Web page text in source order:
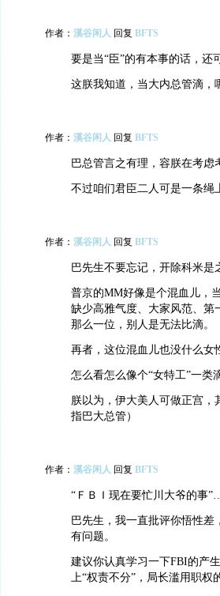
作者： 溪谷闲人 回复 BFTS
要是当“臣”的有本事的话，
这朕我知道，当大内总管滴，
作者： 溪谷闲人 回复 BFTS
巴总管言之有理，容朕在考虑
不过咱们君臣二人可是一条绳
作者： 溪谷闲人 回复 BFTS
巴先生不要忘记，开除科米是
普京的MM好像是个混血儿，
缺少高雅气度、大家风范、第
那么一位，别人是无法比滴。
再者，这位混血儿也没什么女
怎么看怎么像个“女特工”一类
朕以为，伊大美人可做正宫
指巴大总管）
作者： 溪谷闲人 回复 BFTS
“ＦＢＩ现在要忙川大爷的事
巴先生，我一直批评你悟性
有问题。
建议你认真学习一下FBI的产
上“权责不分”，局长滥用职权